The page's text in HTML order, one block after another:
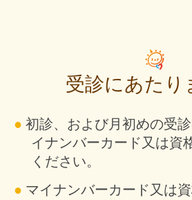
受診にあたり
初診、および月初めの受
イナンバーカード又は資
ください。
マイナンバーカード又は